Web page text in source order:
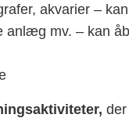
akvarier –
anlæg mv. – kan